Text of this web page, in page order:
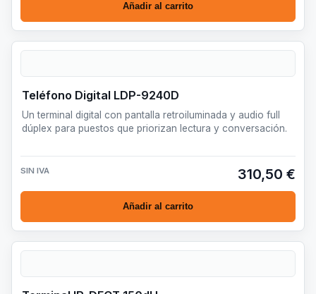
Añadir al carrito
Teléfono Digital LDP-9240D
Un terminal digital con pantalla retroiluminada y audio full
dúplex para puestos que priorizan lectura y conversación.
SIN IVA 310,50 €
Añadir al carrito